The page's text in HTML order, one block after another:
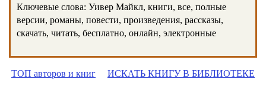
Ключевые слова: Уивер Майкл, книги, все, полные
версии, романы, повести, произведения, рассказы,
скачать, читать, бесплатно, онлайн, электронные
ТОП авторов и книг ИСКАТЬ КНИГУ В БИБЛИОТЕКЕ